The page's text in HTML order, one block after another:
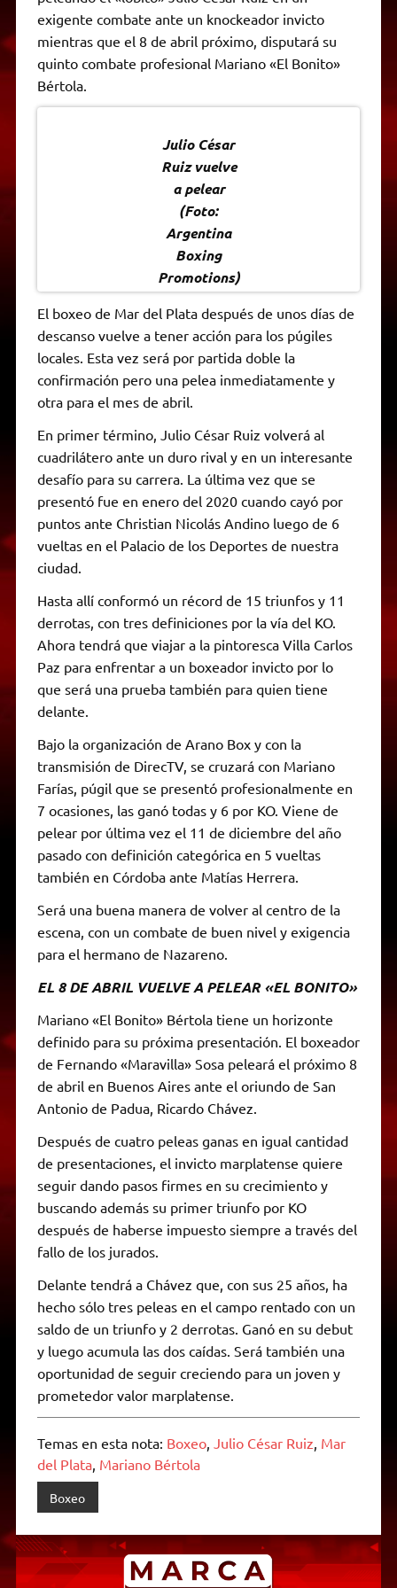
A
p
p
r
a
m
r
o
o
k
n
g
e
n
k
F
r
i
e
n
y
exigente combate ante un knockeador invicto
mientras que el 8 de abril próximo, disputará su
quinto combate profesional Mariano «El Bonito»
Bértola.
Julio César
Ruiz vuelve
a pelear
(Foto:
Argentina
Boxing
Promotions)
El boxeo de Mar del Plata después de unos días de
descanso vuelve a tener acción para los púgiles
locales. Esta vez será por partida doble la
confirmación pero una pelea inmediatamente y
otra para el mes de abril.
En primer término, Julio César Ruiz volverá al
cuadrilátero ante un duro rival y en un interesante
desafío para su carrera. La última vez que se
presentó fue en enero del 2020 cuando cayó por
puntos ante Christian Nicolás Andino luego de 6
vueltas en el Palacio de los Deportes de nuestra
ciudad.
Hasta allí conformó un récord de 15 triunfos y 11
derrotas, con tres definiciones por la vía del KO.
Ahora tendrá que viajar a la pintoresca Villa Carlos
Paz para enfrentar a un boxeador invicto por lo
que será una prueba también para quien tiene
delante.
Bajo la organización de Arano Box y con la
transmisión de DirecTV, se cruzará con Mariano
Farías, púgil que se presentó profesionalmente en
7 ocasiones, las ganó todas y 6 por KO. Viene de
pelear por última vez el 11 de diciembre del año
pasado con definición categórica en 5 vueltas
también en Córdoba ante Matías Herrera.
Será una buena manera de volver al centro de la
escena, con un combate de buen nivel y exigencia
para el hermano de Nazareno.
EL 8 DE ABRIL VUELVE A PELEAR «EL BONITO»
Mariano «El Bonito» Bértola tiene un horizonte
definido para su próxima presentación. El boxeador
de Fernando «Maravilla» Sosa peleará el próximo 8
de abril en Buenos Aires ante el oriundo de San
Antonio de Padua, Ricardo Chávez.
Después de cuatro peleas ganas en igual cantidad
de presentaciones, el invicto marplatense quiere
seguir dando pasos firmes en su crecimiento y
buscando además su primer triunfo por KO
después de haberse impuesto siempre a través del
fallo de los jurados.
Delante tendrá a Chávez que, con sus 25 años, ha
hecho sólo tres peleas en el campo rentado con un
saldo de un triunfo y 2 derrotas. Ganó en su debut
y luego acumula las dos caídas. Será también una
oportunidad de seguir creciendo para un joven y
prometedor valor marplatense.
Temas en esta nota: Boxeo, Julio César Ruiz Mar
del Plata, Mariano Bértola
Boxeo